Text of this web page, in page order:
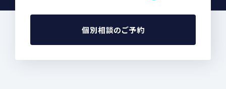
個別相談のご予約